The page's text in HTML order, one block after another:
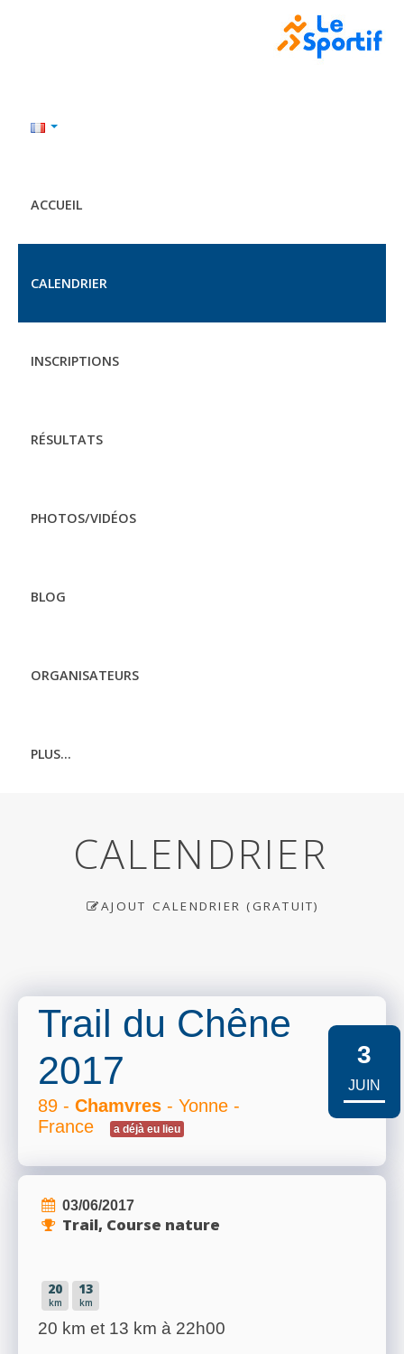
ACCUEIL
CALENDRIER
INSCRIPTIONS
RÉSULTATS
PHOTOS/VIDÉOS
BLOG
ORGANISATEURS
PLUS...
CALENDRIER
AJOUT CALENDRIER (GRATUIT)
Trail du Chêne
2017
89 - Chamvres - Yonne -
France
a déjà eu lieu
3
JUIN
03/06/2017
Trail, Course nature
20
km
13
km
20 km et 13 km à 22h00